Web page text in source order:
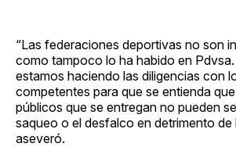
“Las federaciones deportivas no son
como tampoco lo ha habido en
estamos haciendo las diligencias con
competentes para que se entienda
públicos que se entregan no pueden
saqueo o el desfalco en detrimento de
aseveró.